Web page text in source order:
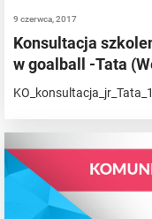
9 czerwca, 2017
Konsultacja
w goalball -Tata